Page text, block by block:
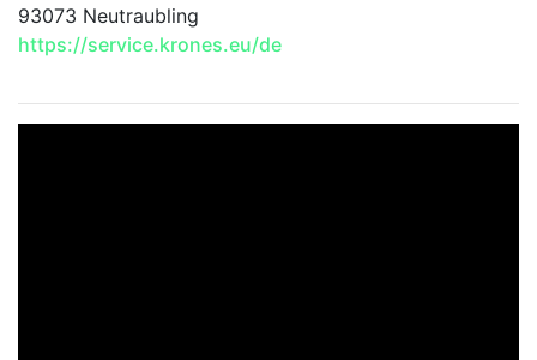
93073 Neutraubling
https://service.krones.eu/de